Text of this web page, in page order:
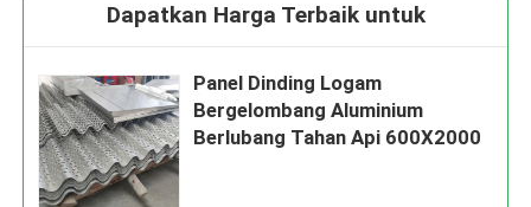
Dapatkan Harga Terbaik untuk
Panel Dinding Logam
Bergelombang Aluminium
Berlubang Tahan Api 600X2000